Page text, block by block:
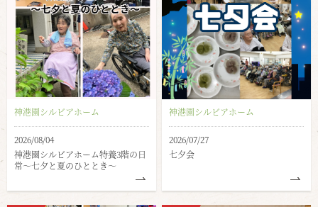
神港園シルビアホーム
2026/08/04
神港園シルビアホーム特養3階の日
常～七夕と夏のひととき～
神港園シルビアホーム
2026/07/27
七夕会